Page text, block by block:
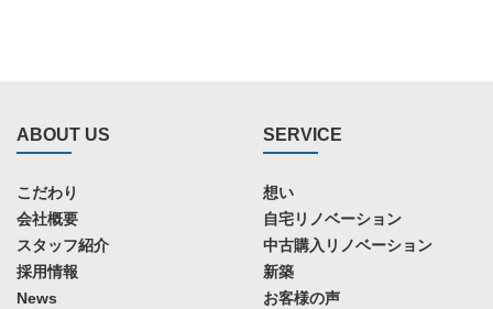
ABOUT US
こだわり
会社概要
スタッフ紹介
採用情報
News
SERVICE
想い
自宅リノベーション
中古購入リノベーション
新築
お客様の声